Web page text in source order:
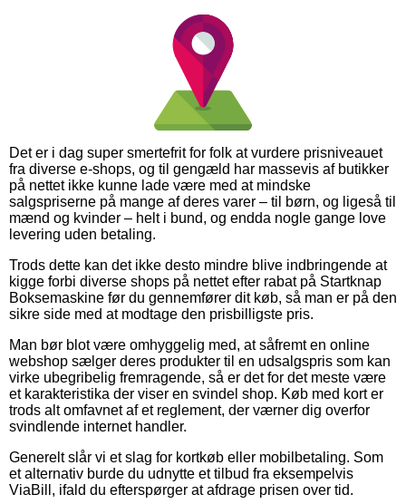
Det er i dag super smertefrit for folk at vurdere prisniveauet
fra diverse e-shops, og til gengæld har massevis af butikker
på nettet ikke kunne lade være med at mindske
salgspriserne på mange af deres varer – til børn, og ligeså til
mænd og kvinder – helt i bund, og endda nogle gange love
levering uden betaling.
Trods dette kan det ikke desto mindre blive indbringende at
kigge forbi diverse shops på nettet efter rabat på Startknap
Boksemaskine før du gennemfører dit køb, så man er på den
sikre side med at modtage den prisbilligste pris.
Man bør blot være omhyggelig med, at såfremt en online
webshop sælger deres produkter til en udsalgspris som kan
virke ubegribelig fremragende, så er det for det meste være
et karakteristika der viser en svindel shop. Køb med kort er
trods alt omfavnet af et reglement, der værner dig overfor
svindlende internet handler.
Generelt slår vi et slag for kortkøb eller mobilbetaling. Som
et alternativ burde du udnytte et tilbud fra eksempelvis
ViaBill, ifald du efterspørger at afdrage prisen over tid.